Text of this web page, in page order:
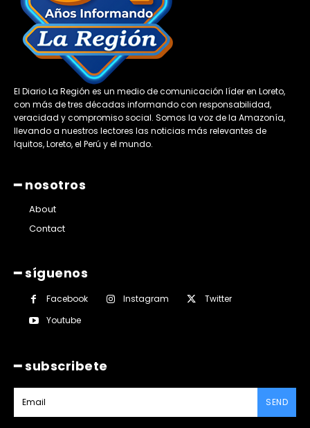
El Diario La Región es un medio de comunicación líder en Loreto,
con más de tres décadas informando con responsabilidad,
veracidad y compromiso social. Somos la voz de la Amazonía,
llevando a nuestros lectores las noticias más relevantes de
Iquitos, Loreto, el Perú y el mundo.
━ nosotros
About
Contact
━ síguenos
Facebook Instagram
Twitter
Youtube
━ subscribete
SEND